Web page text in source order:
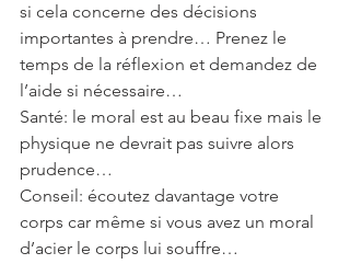
si cela concerne des décisions
importantes à prendre… Prenez le
temps de la réflexion et demandez de
l’aide si nécessaire…
Santé: le moral est au beau fixe mais le
physique ne devrait pas suivre alors
prudence…
Conseil: écoutez davantage votre
corps car même si vous avez un moral
d’acier le corps lui souffre…